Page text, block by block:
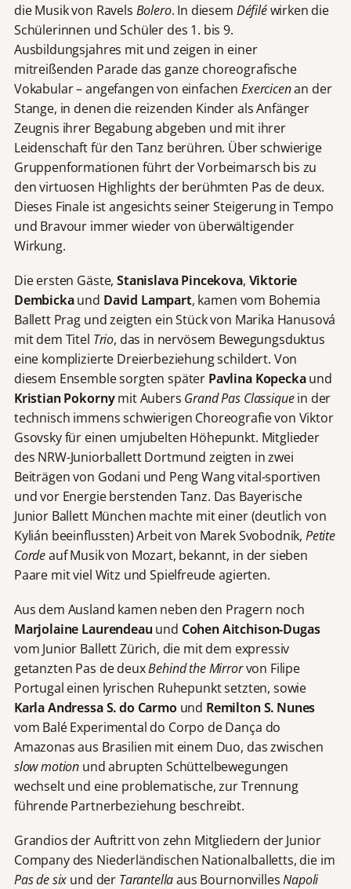
die Musik von Ravels Bolero. In diesem Défiléwirken die
Schülerinnen und Schüler des 1. bis 9.
Ausbildungsjahres mit und zeigen in einer
mitreißenden Parade das ganze choreografische
Vokabular – angefangen von einfachen Exercicenan der
Stange, in denen die reizenden Kinder als Anfänger
Zeugnis ihrer Begabung abgeben und mit ihrer
Leidenschaft für den Tanz berühren. Über schwierige
Gruppenformationen führt der Vorbeimarsch bis zu
den virtuosen Highlights der berühmten Pas de deux.
Dieses Finale ist angesichts seiner Steigerung in Tempo
und Bravour immer wieder von überwältigender
Wirkung.
Die ersten Gäste,Stanislava Pincekova, Viktorie
Dembickaund David Lampart, kamen vom Bohemia
Ballett Prag und zeigten ein Stück von Marika Hanusová
mit dem Titel Trio, das in nervösem Bewegungsduktus
eine komplizierte Dreierbeziehung schildert. Von
diesem Ensemble sorgten später Pavlina Kopeckaund
Kristian Pokornymit Aubers Grand Pas Classiquein der
technisch immens schwierigen Choreografie von Viktor
Gsovsky für einen umjubelten Höhepunkt. Mitglieder
des NRW-Juniorballett Dortmund zeigten in zwei
Beiträgen von Godani und Peng Wang vital-sportiven
und vor Energie berstenden Tanz. Das Bayerische
Junior Ballett München machte mit einer (deutlich von
Kylián beeinflussten) Arbeit von Marek Svobodnik, Petite
Cordeauf Musik von Mozart, bekannt, in der sieben
Paare mit viel Witz und Spielfreude agierten.
Aus dem Ausland kamen neben den Pragern noch
Marjolaine Laurendeau und Cohen Aitchison-Dugas
vom Junior Ballett Zürich, die mit dem expressiv
getanzten Pas de deuxBehind the Mirrorvon Filipe
Portugal einen lyrischen Ruhepunkt setzten, sowie
Karla Andressa S. do Carmo und Remilton S. Nunes
vom Balé Experimental do Corpo de Dança do
Amazonas aus Brasilien mit einem Duo, das zwischen
slow motion und abrupten Schüttelbewegungen
wechselt und eine problematische, zur Trennung
führende Partnerbeziehung beschreibt.
Grandios der Auftritt von zehn Mitgliedern der Junior
Company des Niederländischen Nationalballetts, die im
Pas de six und der Tarantellaaus BournonvillesNapoli